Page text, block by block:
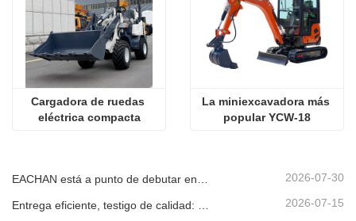
Cargadora de ruedas
eléctrica compacta
La miniexcavadora más
popular YCW-18
EACHAN está a punto de debutar en bauma CHINA 2026, presentando innovadores logros en maquinaria de construcción pequeña en Shanghái 2026-07-30
2026-07-15